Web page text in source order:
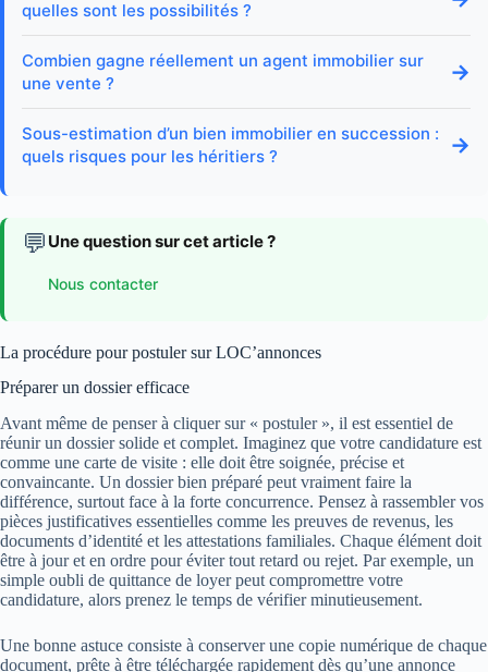
quelles sont les possibilités ?
Combien gagne réellement un agent immobilier sur
une vente ?
→
Sous-estimation d’un bien immobilier en succession :
quels risques pour les héritiers ?
→
💬 Une question sur cet article ?
Nous contacter
La procédure pour postuler sur LOC’annonces
Préparer un dossier efficace
Avant même de penser à cliquer sur « postuler », il est essentiel de
réunir un dossier solide et complet. Imaginez que votre candidature est
comme une carte de visite : elle doit être soignée, précise et
convaincante. Un dossier bien préparé peut vraiment faire la
différence, surtout face à la forte concurrence. Pensez à rassembler vos
pièces justificatives essentielles comme les preuves de revenus, les
documents d’identité et les attestations familiales. Chaque élément doit
être à jour et en ordre pour éviter tout retard ou rejet. Par exemple, un
simple oubli de quittance de loyer peut compromettre votre
candidature, alors prenez le temps de vérifier minutieusement.
Une bonne astuce consiste à conserver une copie numérique de chaque
document, prête à être téléchargée rapidement dès qu’une annonce